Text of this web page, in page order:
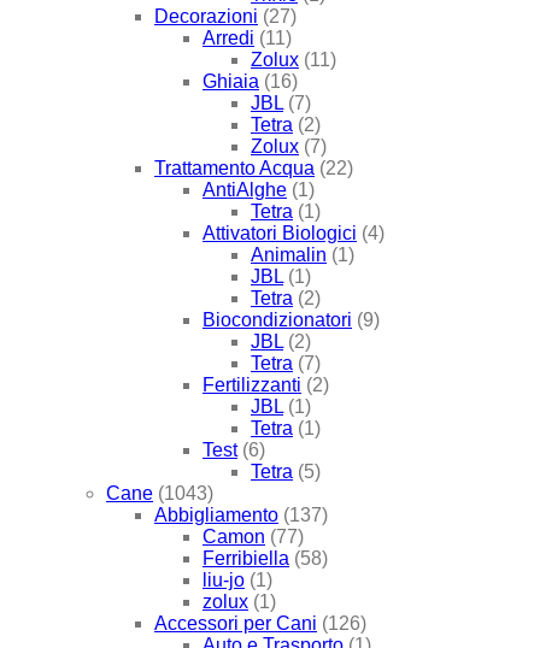
Decorazioni (27)
Arredi (11)
Zolux (11)
Ghiaia (16)
JBL (7)
Tetra (2)
Zolux (7)
Trattamento Acqua (22)
AntiAlghe (1)
Tetra (1)
Attivatori Biologici (4)
Animalin (1)
JBL (1)
Tetra (2)
Biocondizionatori (9)
JBL (2)
Tetra (7)
Fertilizzanti (2)
JBL (1)
Tetra (1)
Test (6)
Tetra (5)
Cane (1043)
Abbigliamento (137)
Camon (77)
Ferribiella (58)
liu-jo (1)
zolux (1)
Accessori per Cani (126)